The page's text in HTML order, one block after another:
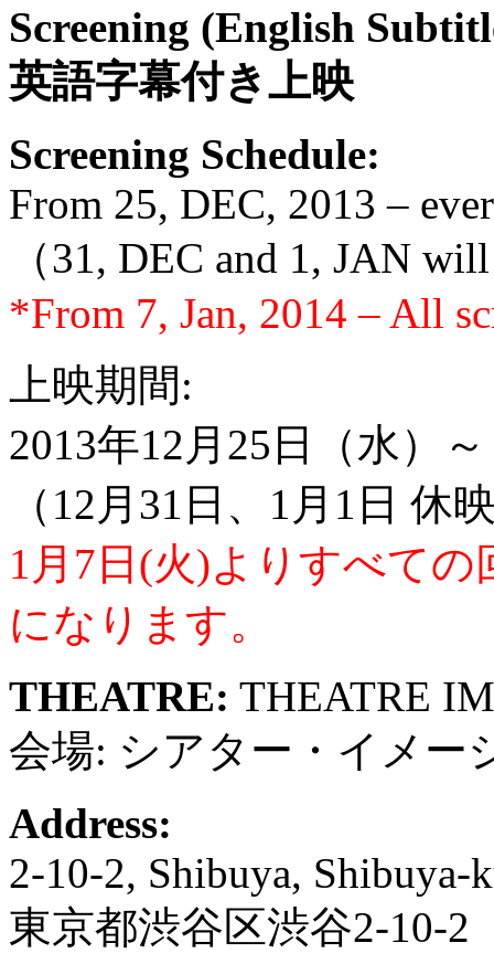
Screening (English
英語字幕付き上映
Screening Schedule:
From 25, DEC, 2013 –
（31, DEC and 1, JAN
*From 7, Jan, 2014 – All
上映期間:
2013年12月25日（水）
（12月31日、1月1日 休
1月7日(火)よりすべて
になります。
THEATRE: THEATRE
会場: シアター・イメー
Address:
2-10-2, Shibuya, Shibuya-
東京都渋谷区渋谷2-10-2